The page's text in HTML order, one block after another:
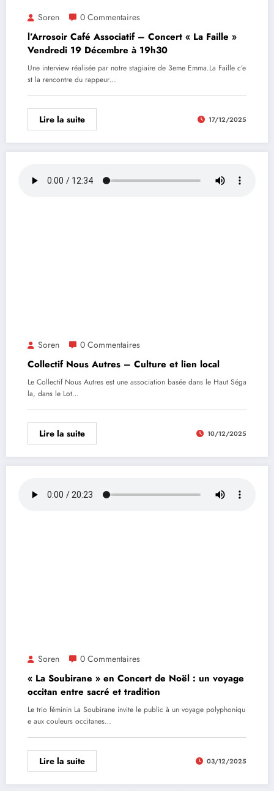
Soren 0 Commentaires
l’Arrosoir Café Associatif – Concert « La Faille »
Vendredi 19 Décembre à 19h30
Une interview réalisée par notre stagiaire de 3eme Emma.La Faille c’e
st la rencontre du rappeur…
Lire la suite 17/12/2025
Soren 0 Commentaires
Collectif Nous Autres – Culture et lien local
Le Collectif Nous Autres est une association basée dans le Haut Séga
la, dans le Lot…
Lire la suite 10/12/2025
Soren 0 Commentaires
« La Soubirane » en Concert de Noël : un voyage
occitan entre sacré et tradition
Le trio féminin La Soubirane invite le public à un voyage polyphoniqu
e aux couleurs occitanes…
Lire la suite 03/12/2025